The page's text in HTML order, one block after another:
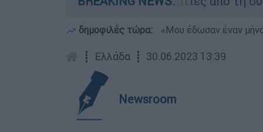
δημοφιλές τώρα: «Μου έδωσαν έναν
┋ Ελλάδα ┋ 30.06.2023 13:39
Newsroom